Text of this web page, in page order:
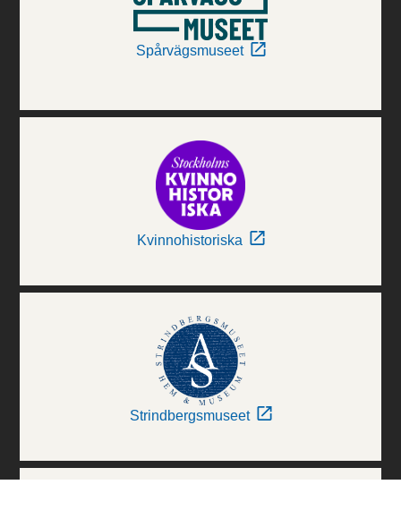
Spårvägsmuseet
Kvinnohistoriska
Strindbergsmuseet